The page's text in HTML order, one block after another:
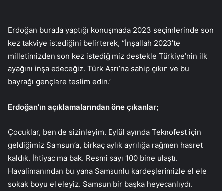
Erdoğan burada yaptığı konuşmada 2023 seçimlerinde son
kez takviye istediğini belirterek, “İnşallah 2023’te
milletimizden son kez istediğimiz destekle Türkiye’nin ilk
ayağını inşa edeceğiz. Türk Asrı’na sahip çıkın ve bu
bayrağı gençlere teslim edin.”
Erdoğan’ın açıklamalarından öne çıkanlar;
Çocuklar, ben de sizinleyim. Eylül ayında Teknofest için
geldiğimiz Samsun’a, birkaç aylık ayrılığa rağmen hasret
kaldık. İhtiyacıma bak. Resmi sayı 100 bine ulaştı.
Havalimanından bu yana Samsunlu kardeşlerimizle el ele
sokak boyu el eleyiz. Samsun bir başka heyecanlıydı.